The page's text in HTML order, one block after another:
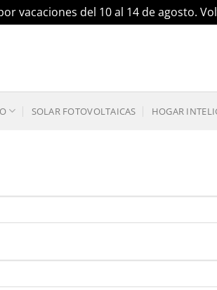
vacaciones del 10 al 14 de agosto.
SOLAR FOTOVOLTAICAS HOGAR